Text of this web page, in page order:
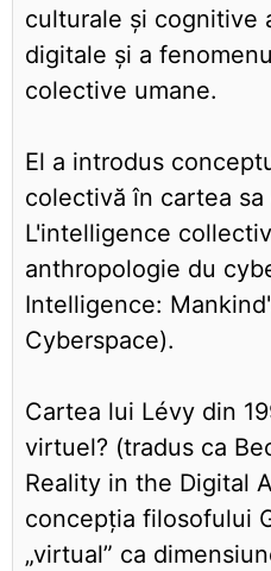
culturale și cognitive
digitale și a
colective umane.
El a introdus
colectivă în cartea sa
L'intelligence
anthropologie du
Intelligence:
Cyberspace).
Cartea lui Lévy din
virtuel? (tradus ca
Reality in the Digital
concepția filosofului
„virtual” ca